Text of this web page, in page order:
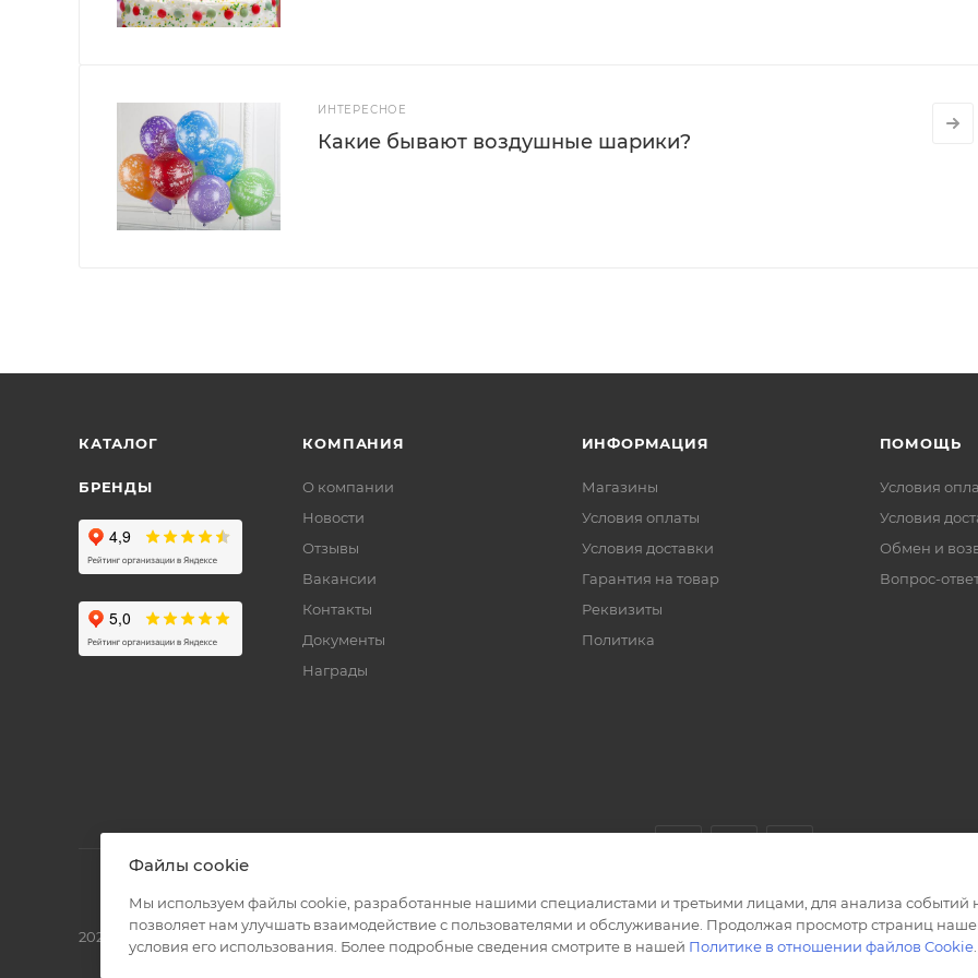
ИНТЕРЕСНОЕ
Какие бывают воздушные шарики?
КАТАЛОГ
БРЕНДЫ
КОМПАНИЯ
О компании
Новости
Отзывы
Вакансии
Контакты
Документы
Награды
ИНФОРМАЦИЯ
Магазины
Условия оплаты
Условия доставки
Гарантия на товар
Реквизиты
Политика
ПОМОЩЬ
Условия
Условия
Обмен и
Вопрос-
2026 © Полиграф кит - интернет-магазин
Файлы cookie
Мы используем файлы cookie, разработанные нашими специалистами и третьими лицами, для анализа событий
позволяет нам улучшать взаимодействие с пользователями и обслуживание. Продолжая просмотр страниц
условия его использования. Более подробные сведения смотрите в нашей Политике в отношении файлов Cookie